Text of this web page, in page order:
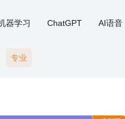
器学习 ChatGPT AI语音
专业